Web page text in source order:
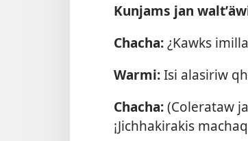
Kunjams jan
Chacha:¿Kawks
Warmi:Isi alasiriw
Chacha:(Colerataw
¡Jichhakirakis